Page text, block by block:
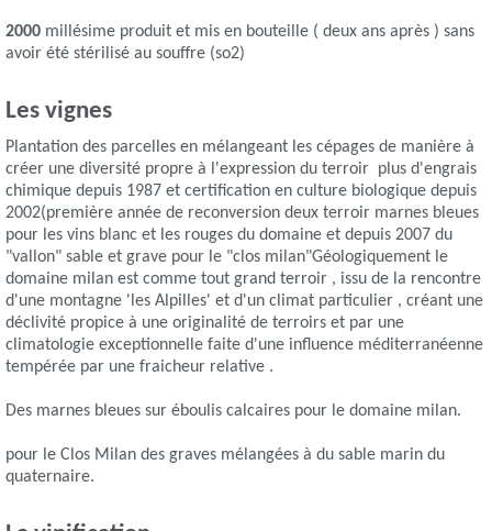
2000 millésime produit et mis en bouteille ( deux ans après ) sans
avoir été stérilisé au souffre (so2)
Les vignes
Plantation des parcelles en mélangeant les cépages de manière à
créer une diversité propre à l'expression du terroir plus d'engrais
chimique depuis 1987 et certification en culture biologique depuis
2002(première année de reconversion deux terroir marnes bleues
pour les vins blanc et les rouges du domaine et depuis 2007 du
"vallon" sable et grave pour le "clos milan"Géologiquement le
domaine milan est comme tout grand terroir , issu de la rencontre
d'une montagne 'les Alpilles' et d'un climat particulier , créant une
déclivité propice à une originalité de terroirs et par une
climatologie exceptionnelle faite d'une influence méditerranéenne
tempérée par une fraicheur relative .
Des marnes bleues sur éboulis calcaires pour le domaine milan.
pour le Clos Milan des graves mélangées à du sable marin du
quaternaire.